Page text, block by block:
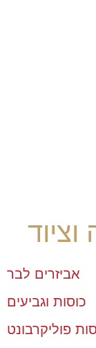
אביזרים לבר
כוסות וגביעים
פוליקרבונט